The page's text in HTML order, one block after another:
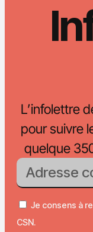
L’infolettre
pour suivre
quelque
Je consens à
CSN.